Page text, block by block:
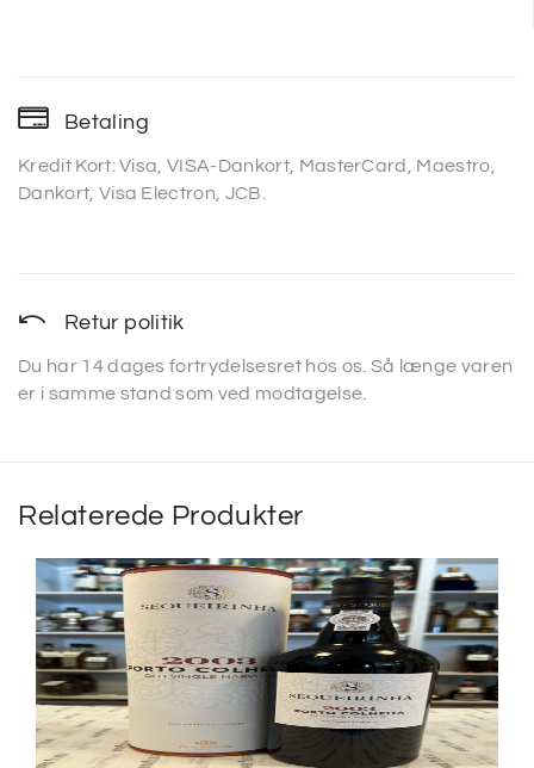
Betaling
Kredit Kort: Visa, VISA-Dankort, MasterCard, Maestro,
Dankort, Visa Electron, JCB.
Retur politik
Du har 14 dages fortrydelsesret hos os. Så længe varen
er i samme stand som ved modtagelse.
Relaterede Produkter